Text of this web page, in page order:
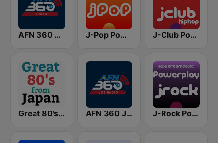
AFN 360 Tokyo (Japan Only) J-Pop Powerplay J-Club Powerplay HipHop
Great 80's from Japan AFN 360 Joe Radio J-Rock Powerplay